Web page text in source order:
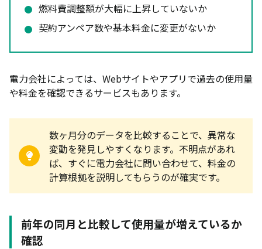
燃料費調整額が大幅に上昇していないか
契約アンペア数や基本料金に変更がないか
電力会社によっては、Webサイトやアプリで過去の使用量
や料金を確認できるサービスもあります。
数ヶ月分のデータを比較することで、異常な
変動を発見しやすくなります。不明点があれ
ば、すぐに電力会社に問い合わせて、料金の
計算根拠を説明してもらうのが確実です。
前年の同月と比較して使用量が増えているか
確認